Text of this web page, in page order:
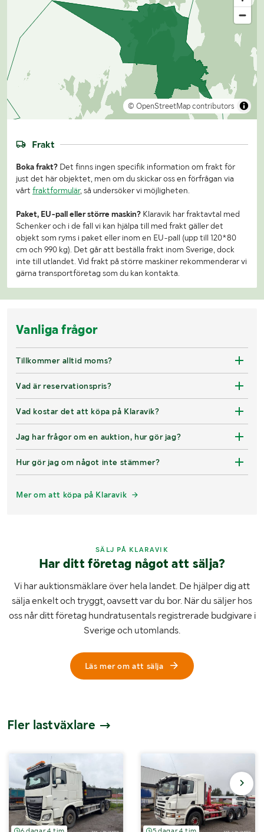
© OpenStreetMap contributors
Frakt
Boka frakt? Det finns ingen specifik information om frakt för
just det här objektet, men om du skickar oss en förfrågan via
vårt fraktformulär, så undersöker vi möjligheten.
Paket, EU-pall eller större maskin? Klaravik har fraktavtal med
Schenker och i de fall vi kan hjälpa till med frakt gäller det
objekt som ryms i paket eller inom en EU-pall (upp till 120*80
cm och 990 kg). Det går att beställa frakt inom Sverige, dock
inte till utlandet. Vid frakt på större maskiner rekommenderar vi
gärna transportföretag som du kan kontakta.
Vanliga frågor
Tillkommer alltid moms?
Vad är reservationspris?
Vad kostar det att köpa på Klaravik?
Jag har frågor om en auktion, hur gör jag?
Hur gör jag om något inte stämmer?
Mer om att köpa på Klaravik
SÄLJ PÅ KLARAVIK
Har ditt företag något att sälja?
Vi har auktionsmäklare över hela landet. De hjälper dig att
sälja enkelt och tryggt, oavsett var du bor. När du säljer hos
oss når ditt företag hundratusentals registrerade budgivare i
Sverige och utomlands.
Läs mer om att sälja
Fler lastväxlare